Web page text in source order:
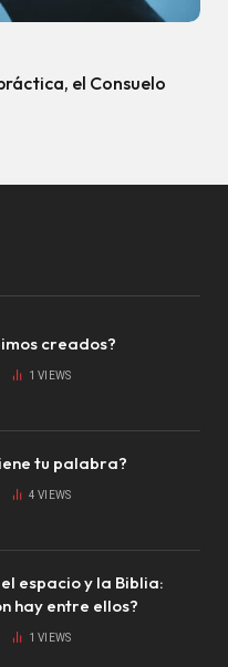
el Consuelo
creados?
1VIEWS
tu palabra?
4VIEWS
espacio y la Biblia:
hay entre ellos?
1VIEWS